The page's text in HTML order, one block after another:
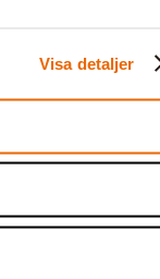
Visa detaljer